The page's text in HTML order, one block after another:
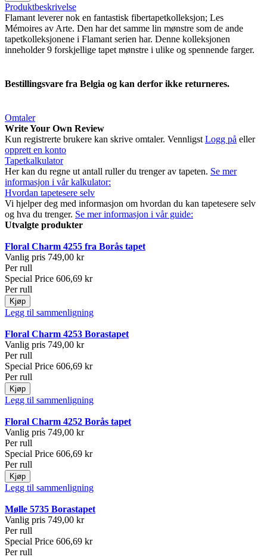
Produktbeskrivelse
Flamant leverer nok en fantastisk fibertapetkolleksjon; Les
Mémoires av Arte. Den har det samme lin mønstre som de ande
tapetkolleksjonene i Flamant serien har. Denne kolleksjonen
inneholder 9 forskjellige tapet mønstre i ulike og spennende farger.
Bestillingsvare fra Belgia og kan derfor ikke returneres.
Omtaler
Write Your Own Review
Kun registrerte brukere kan skrive omtaler. Vennligst Logg på eller
opprett en konto
Tapetkalkulator
Her kan du regne ut antall ruller du trenger av tapeten. Se mer
informasjon i vår kalkulator:
Hvordan tapetesere selv
Vi hjelper deg med informasjon om hvordan du kan tapetesere selv
og hva du trenger. Se mer informasjon i vår guide:
Utvalgte produkter
Floral Charm 4255 fra Borås tapet
Vanlig pris 749,00 kr
Per rull
Special Price 606,69 kr
Per rull
Kjøp
Legg til sammenligning
Floral Charm 4253 Borastapet
Vanlig pris 749,00 kr
Per rull
Special Price 606,69 kr
Per rull
Kjøp
Legg til sammenligning
Floral Charm 4252 Borås tapet
Vanlig pris 749,00 kr
Per rull
Special Price 606,69 kr
Per rull
Kjøp
Legg til sammenligning
Mølle 5735 Borastapet
Vanlig pris 749,00 kr
Per rull
Special Price 606,69 kr
Per rull